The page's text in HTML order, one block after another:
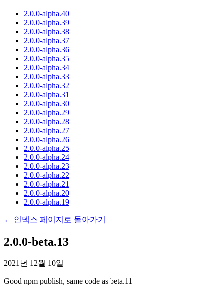
2.0.0-alpha.40
2.0.0-alpha.39
2.0.0-alpha.38
2.0.0-alpha.37
2.0.0-alpha.36
2.0.0-alpha.35
2.0.0-alpha.34
2.0.0-alpha.33
2.0.0-alpha.32
2.0.0-alpha.31
2.0.0-alpha.30
2.0.0-alpha.29
2.0.0-alpha.28
2.0.0-alpha.27
2.0.0-alpha.26
2.0.0-alpha.25
2.0.0-alpha.24
2.0.0-alpha.23
2.0.0-alpha.22
2.0.0-alpha.21
2.0.0-alpha.20
2.0.0-alpha.19
← 인덱스 페이지로 돌아가기
2.0.0-beta.13
2021년 12월 10일
Good npm publish, same code as beta.11